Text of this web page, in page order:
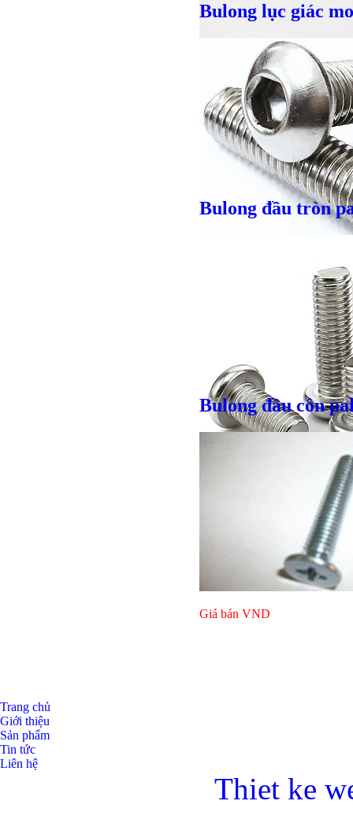
Bulong
VND
Bulong lục giác
Bulong đầu tròn
Bulong đầu côn
Giá bán VND
Trang chủ
Giới thiệu
Sản phẩm
Tin tức
Liên hệ
Thiet ke